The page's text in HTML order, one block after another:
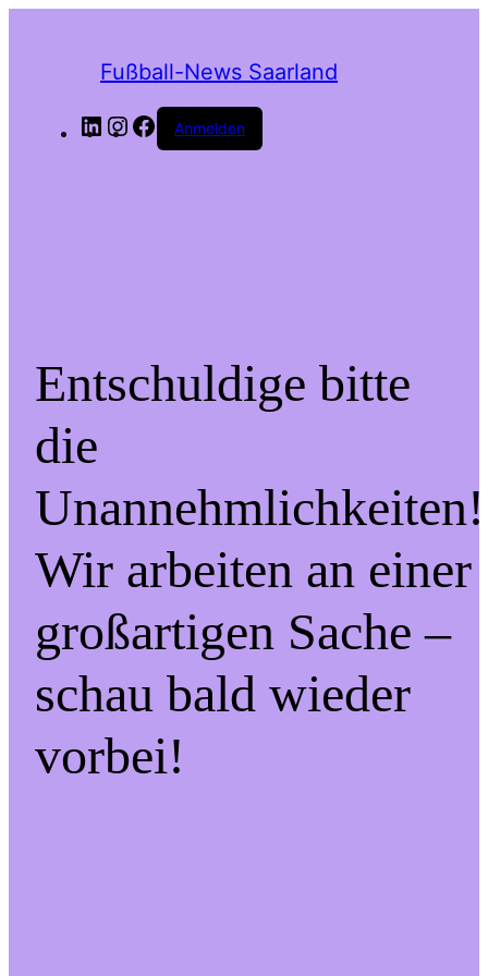
Fußball-News Saarland
LinkedInInstagram
Facebook
Anmelden
Entschuldige bitte
die
Unannehmlichkeiten!
Wir arbeiten an einer
großartigen Sache –
schau bald wieder
vorbei!